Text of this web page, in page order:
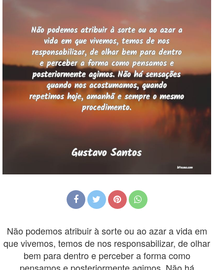
Não podemos atribuir à sorte ou ao azar a vida em
que vivemos, temos de nos responsabilizar, de olhar
bem para dentro e perceber a forma como